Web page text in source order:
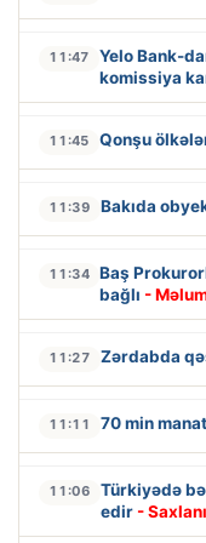
11:47
Yelo Bank-
komissiya
11:45 Qonşu
11:39 Bakıda
11:34 Baş
bağlı -
11:27 Zərdabda
11:11 70 min
11:06
Türkiyədə
edir -